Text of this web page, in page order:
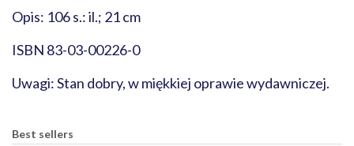
Opis: 106 s.: il.; 21 cm
ISBN 83-03-00226-0
Uwagi: Stan dobry, w miękkiej oprawie wydawniczej.
Best sellers